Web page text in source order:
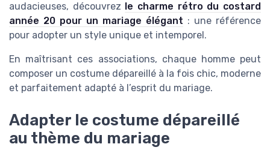
audacieuses, découvrez le charme rétro du costard
année 20 pour un mariage élégant : une référence
pour adopter un style unique et intemporel.
En maîtrisant ces associations, chaque homme peut
composer un costume dépareillé à la fois chic, moderne
et parfaitement adapté à l’esprit du mariage.
Adapter le costume dépareillé
au thème du mariage